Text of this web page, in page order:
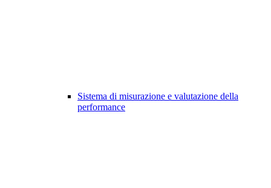
Sistema di misurazione e valutazione della
performance